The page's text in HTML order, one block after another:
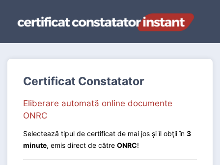
Certificat Constatator
Eliberare automată online documente
ONRC
Selectează tipul de certificat de mai jos şi îl obţii în 3
minute, emis direct de către ONRC!